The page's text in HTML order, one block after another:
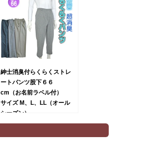
紳士消臭付らくらくストレ
ートパンツ股下６６
cm（お名前ラベル付）
サイズ M、L、LL（オール
シーズン）
3,278円(税込)